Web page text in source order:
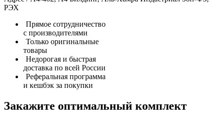
РЭХ
Прямое сотрудничество
с производителями
Только оригинальные
товары
Недорогая и быстрая
доставка по всей России
Реферальная программа
и кешбэк за покупки
Закажите оптимальный комплект